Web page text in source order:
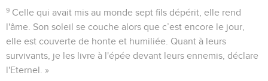
9 Celle qui avait mis au monde sept fils dépérit, elle rend
l'âme. Son soleil se couche alors que c’est encore le jour,
elle est couverte de honte et humiliée. Quant à leurs
survivants, je les livre à l'épée devant leurs ennemis, déclare
l'Eternel. »